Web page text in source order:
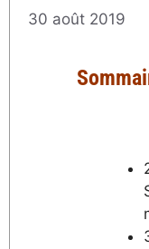
30 août 2019